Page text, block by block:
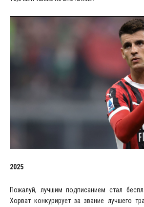
2025
Пожалуй, лучшим подписанием стал
Хорват конкурирует за звание лучшего